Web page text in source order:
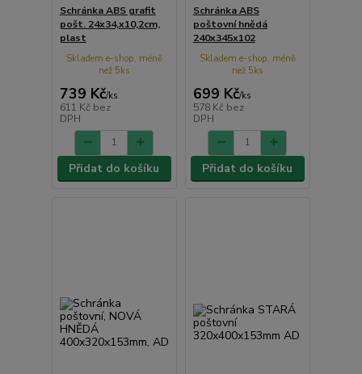
Schránka ABS grafit
pošt. 24x34,x10,2cm,
plast
739 Kč/ks
611 Kč bez
DPH
Skladem e-shop, méně
než 5ks
Přidat do košíku
Schránka ABS
poštovní hnědá
240x345x102
699 Kč/ks
578 Kč bez
DPH
Skladem e-shop, méně
než 5ks
Přidat do košíku